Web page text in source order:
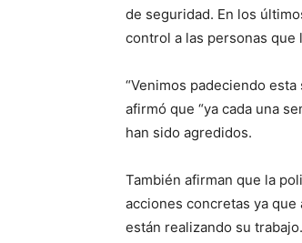
de seguridad. En los
control a las personas que
“Venimos padeciendo
afirmó que “ya cada una
han sido agredidos.
También afirman que la
acciones concretas ya
están realizando su trabajo.